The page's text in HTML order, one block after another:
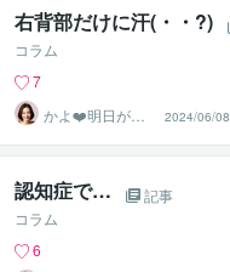
右背部だけに汗(・・?)
コラム
7
かよ❤️明日が少
し楽しみになる
場所
2024/06/08
認知症で…
記事
コラム
6